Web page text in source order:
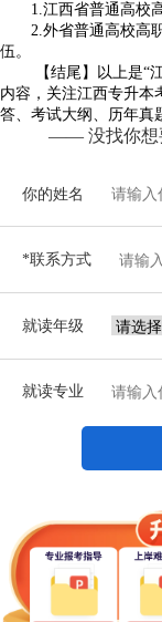
1.江西省普通高校高
2.外省普通高校高职
伍。
【结尾】以上是“
内容，关注江西专升本
答、考试大纲、历年真
—— 没找你想
你的姓名
*联系方式
就读年级
就读专业